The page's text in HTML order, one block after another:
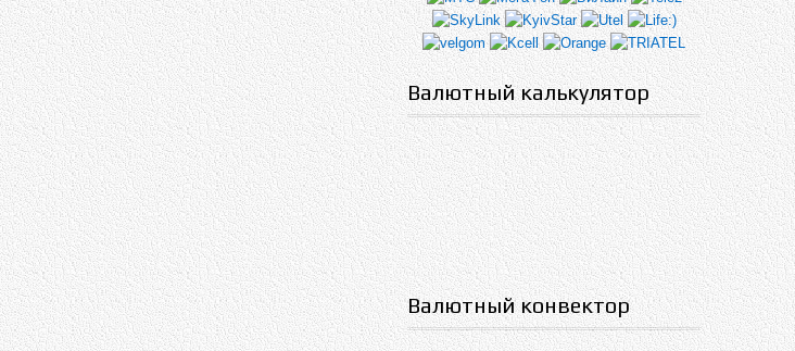
Валютный калькулятор
Валютный конвектор